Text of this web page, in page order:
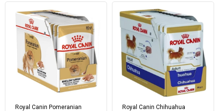
Royal Canin Pomeranian
Royal Canin Chihuahua